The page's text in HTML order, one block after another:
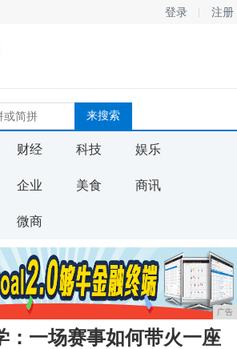
登录 注册
财经 科技 娱乐
企业 美食 商讯
微商
广告
：一场赛事如何带火一座